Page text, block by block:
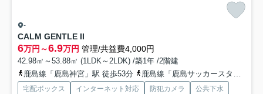
-
CALM GENTLE II
6万円～6.9万円 管理/共益費4,000円
42.98㎡～53.88㎡ (1LDK～2LDK) /築1年 /2階建
鹿島線「鹿島神宮」駅 徒歩53分
鹿島線「鹿島サッカースタジア」駅 徒歩71分
宅配ボックス インターネット対応 防犯カメラ 公共下水